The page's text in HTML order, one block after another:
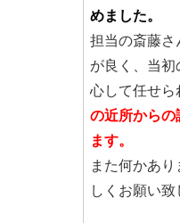
めました。
担当の斎藤さ
が良く、当
心して任せら
の近所からの
ます。
また何かあ
しくお願い致